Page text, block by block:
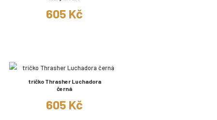
605 Kč
tričko Thrasher Luchadora
černá
605 Kč